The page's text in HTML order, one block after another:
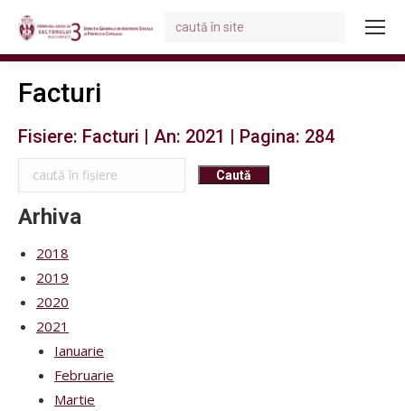
Search:
Facturi
Fisiere: Facturi | An: 2021 | Pagina: 284
Arhiva
2018
2019
2020
2021
Ianuarie
Februarie
Martie